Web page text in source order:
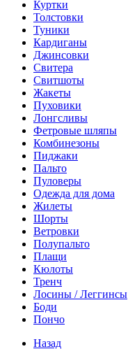
Куртки
Толстовки
Туники
Кардиганы
Джинсовки
Свитера
Свитшоты
Жакеты
Пуховики
Лонгсливы
Фетровые шляпы
Комбинезоны
Пиджаки
Пальто
Пуловеры
Одежда для дома
Жилеты
Шорты
Ветровки
Полупальто
Плащи
Кюлоты
Тренч
Лосины / Леггинсы
Боди
Пончо
Назад